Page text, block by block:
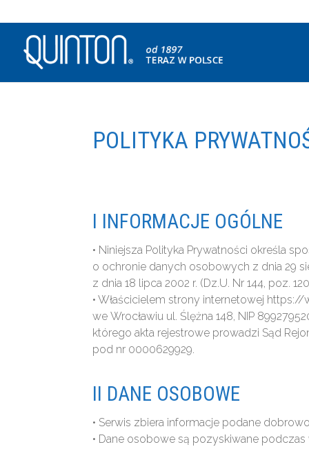
POLITYKA
I INFORMACJE OGÓLNE
• Niniejsza Polityka Prywatności określa
o ochronie danych osobowych z dnia 29
z dnia 18 lipca 2002 r. (Dz.U. Nr 144, poz.
• Właścicielem strony internetowej
we Wrocławiu ul. Ślężna 148, NIP
którego akta rejestrowe prowadzi Sąd
pod nr 0000629929.
II DANE OSOBOWE
• Serwis zbiera informacje podane
• Dane osobowe są pozyskiwane